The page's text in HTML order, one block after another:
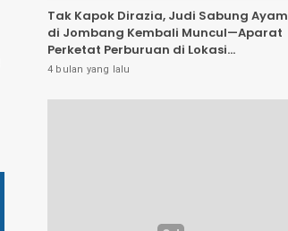
Tak Kapok Dirazia, Judi Sabung Ayam
di Jombang Kembali Muncul—Aparat
Perketat Perburuan di Lokasi
Tersembunyi
4 bulan yang lalu